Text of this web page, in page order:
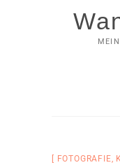
FOTOGRAFIE,